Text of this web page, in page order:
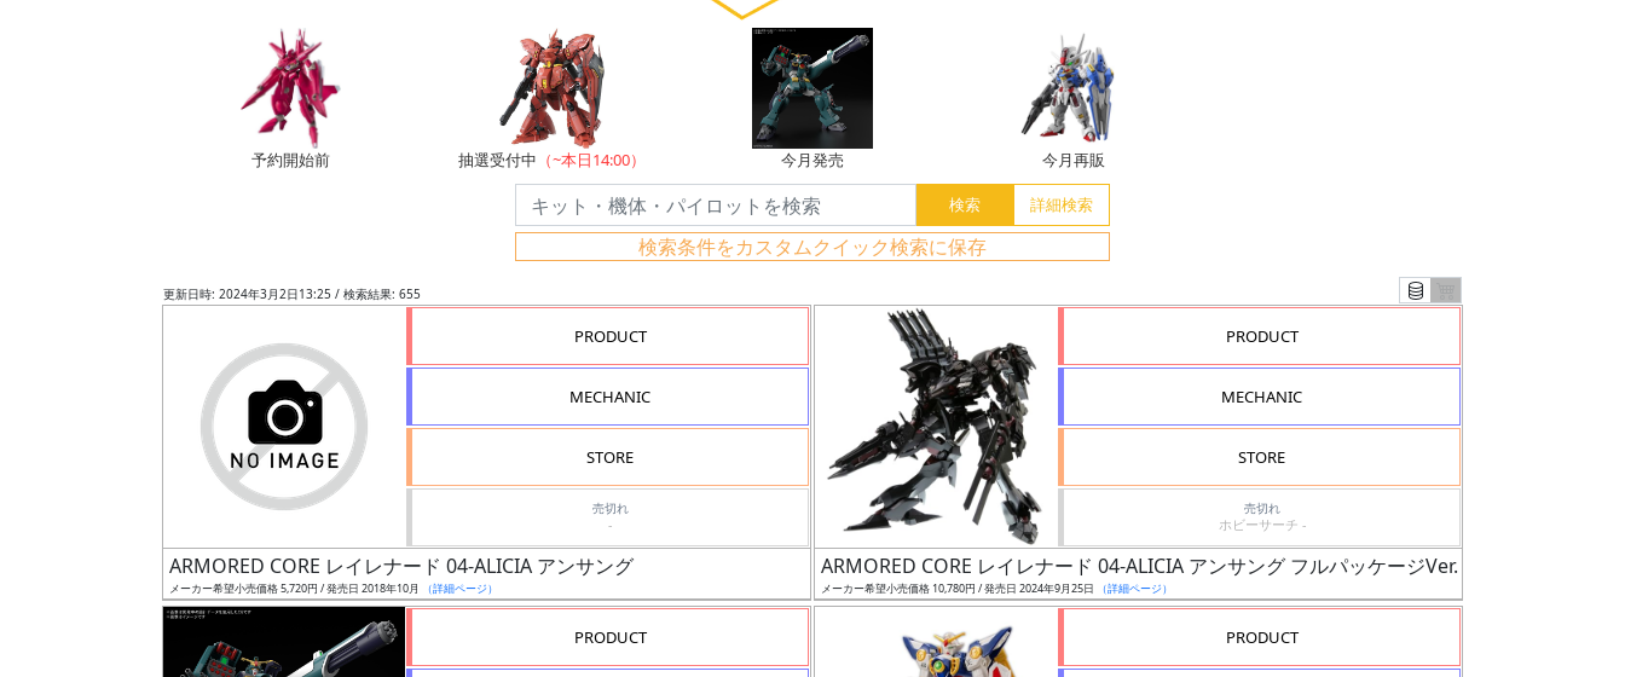
予約開始前 抽選受付中 （~本日14:00） 今月発売 今月再販
検索条件をカスタムクイック検索に保存
更新日時: 2024年3月2日13:25 / 検索結果: 655
PRODUCT
MECHANIC
STORE
売切れ
-
ARMORED CORE レイレナード 04-ALICIA アンサング
メーカー希望小売価格 5,720円 / 発売日 2018年10月 （詳細ページ）
PRODUCT
MECHANIC
STORE
売切れ
ホビーサーチ -
ARMORED CORE レイレナード 04-ALICIA アンサング フルパッケージVer.
メーカー希望小売価格 10,780円 / 発売日 2024年9月25日 （詳細ページ）
PRODUCT PRODUCT